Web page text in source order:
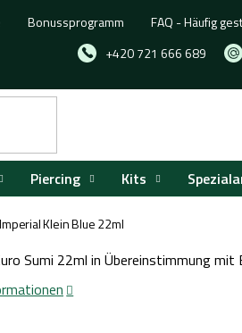
+420 721 666 689
Bonussprogramm FAQ - Häufig
Piercing Kits
Klein Blue 22ml
Sumi 22ml in Übereinstimmung mit